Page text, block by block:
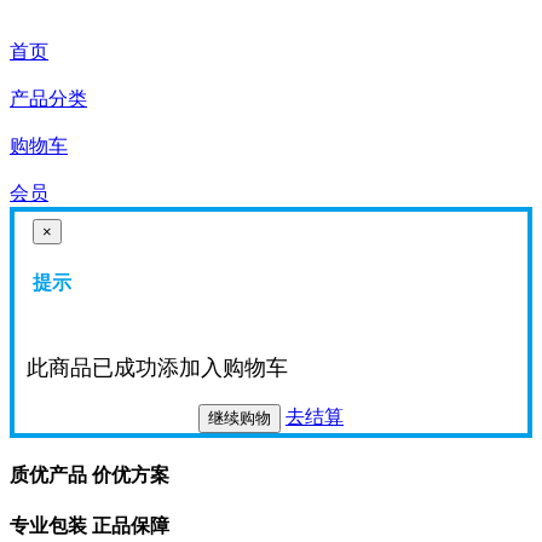
首页
产品分类
购物车
会员
×
提示
此商品已成功添加入购物车
继续购物 去结算
质优产品 价优方案
专业包装 正品保障